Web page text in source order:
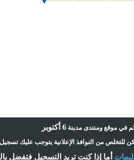
في موقع ومنتدى مدينة6 أكتوبر
للتخلص من النوافذ الإعلانية يتوجب عليك
ما إذا كنت تريد التسجيل فتفضل